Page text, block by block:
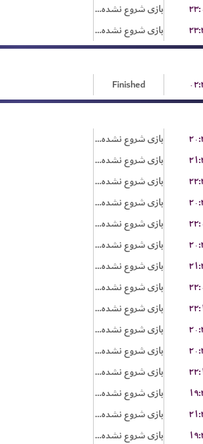
بازی شروع نشده است
بازی شروع نشده است
Finished
بازی شروع نشده است
بازی شروع نشده است
بازی شروع نشده است
بازی شروع نشده است
بازی شروع نشده است
بازی شروع نشده است
بازی شروع نشده است
بازی شروع نشده است
بازی شروع نشده است
بازی شروع نشده است
بازی شروع نشده است
بازی شروع نشده است
بازی شروع نشده است
بازی شروع نشده است
بازی شروع نشده است